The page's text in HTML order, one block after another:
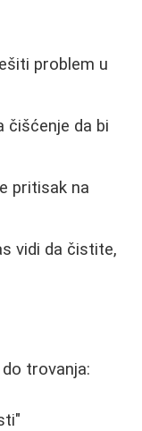
problem u
čišćenje da bi
pritisak na
vidi da čistite,
trovanja: